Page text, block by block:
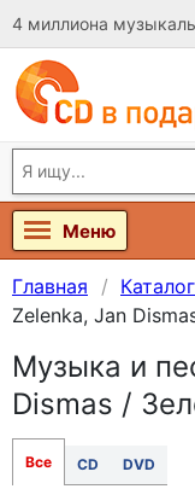
4 миллиона
Меню
Главная
Zelenka, Jan
Музыка и
Dismas /
Все CD DVD